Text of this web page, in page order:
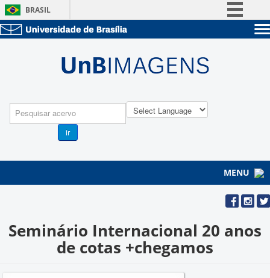
BRASIL
Participe
Legislação
Unidades acadêmicas
Pesquisa
ir
MENU
Seminário Internacional 20 anos
de cotas +chegamos